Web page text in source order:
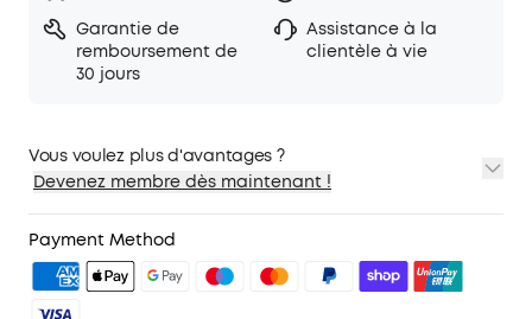
Garantie de
remboursement de
30 jours
Assistance à la
clientèle à vie
Vous voulez plus d'avantages ?
Devenez membre dès maintenant !
2. Prix pour les membres sur certains produits
3. Cadeau d'anniversaire
4. Débloquer des avantages avec soundcoreCredits
savoir plus
Payment Method